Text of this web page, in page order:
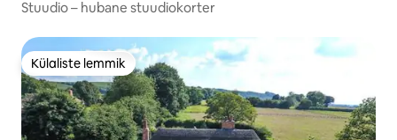
Stuudio – hubane stuudiokorter
Külaliste lemmik
Külaliste lemmik